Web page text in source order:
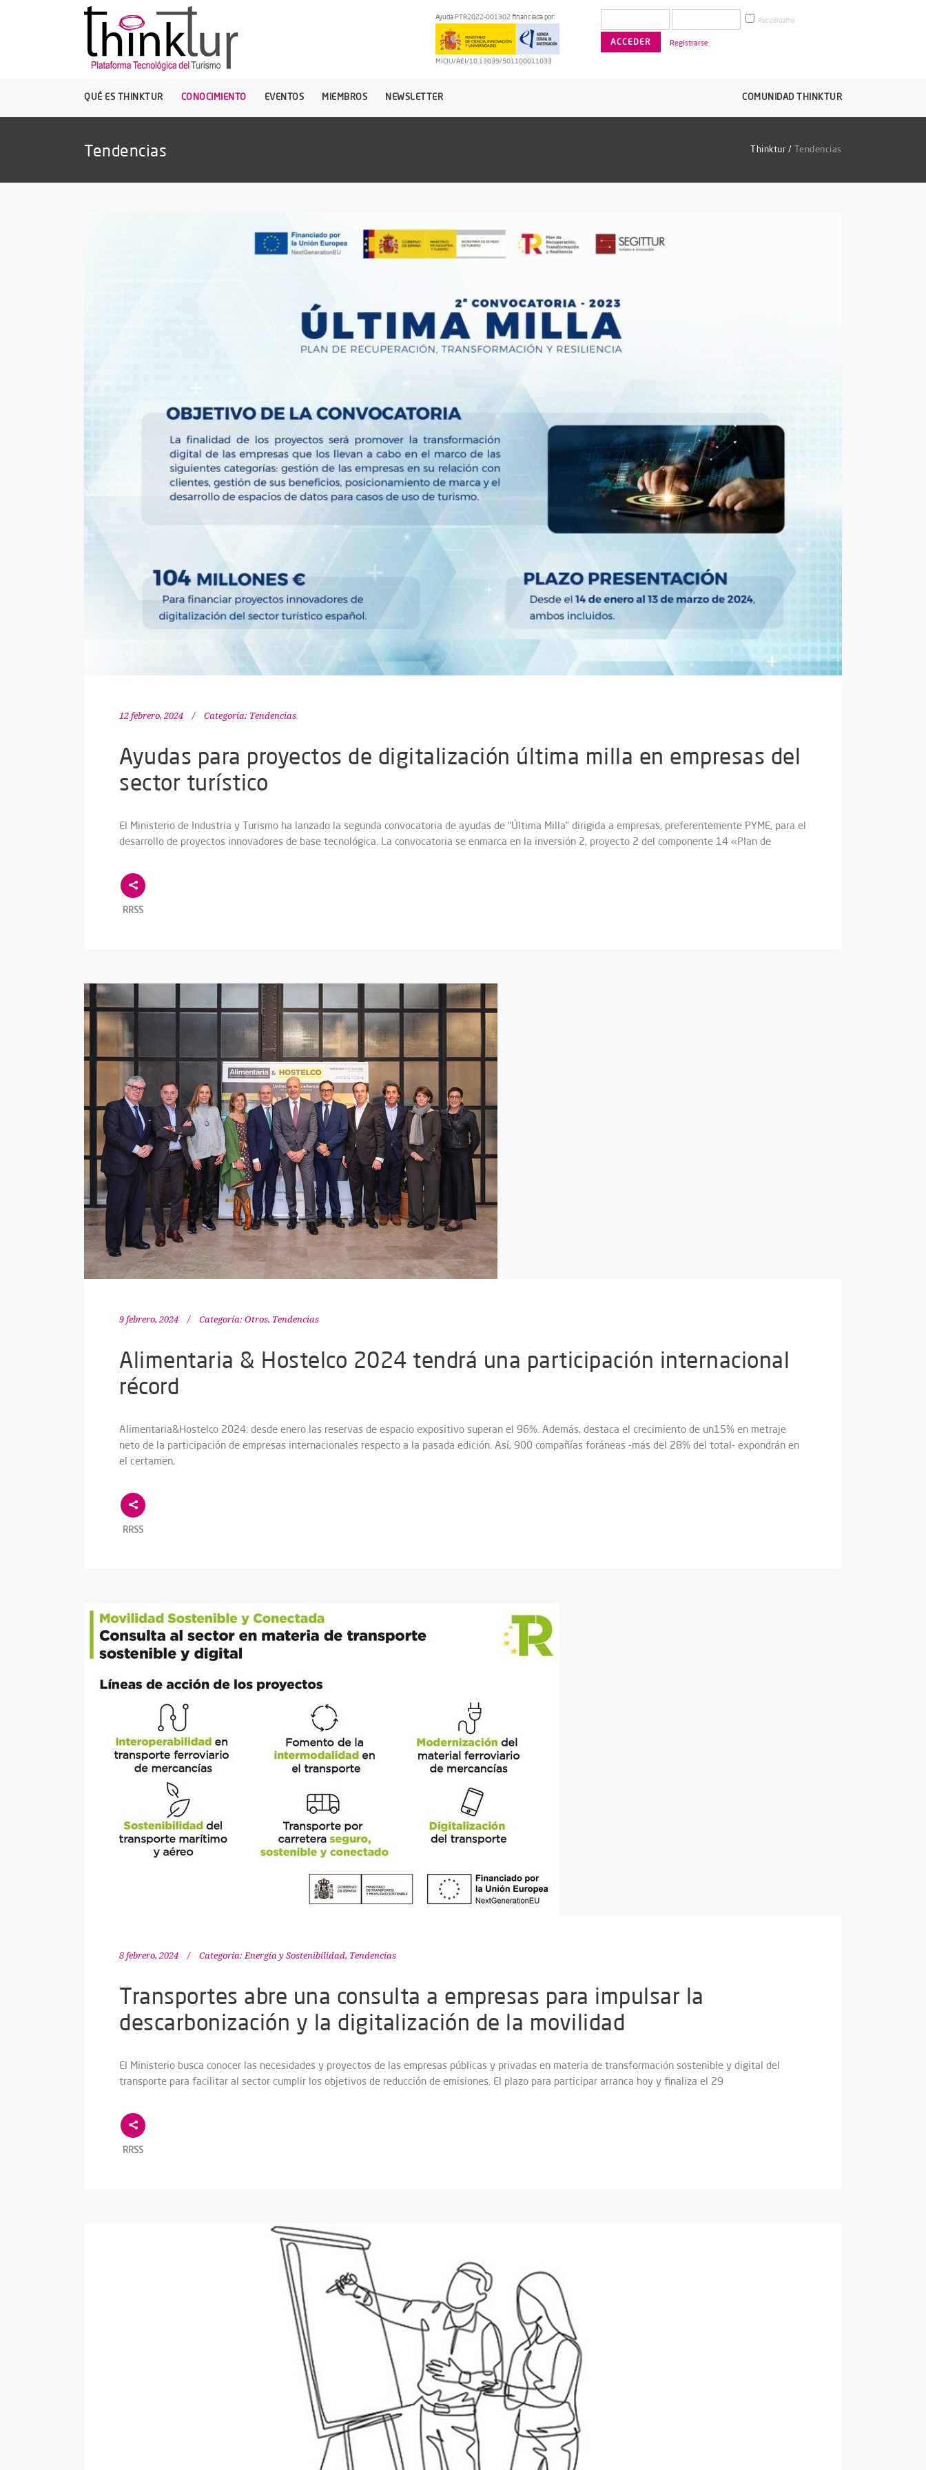
Ayuda PTR2022-001302 financiada por:
MICIU/AEI/10.13039/501100011033
Recuérdame
Registrarse
QUÉ ES THINKTUR CONOCIMIENTO EVENTOS MIEMBROS NEWSLETTER COMUNIDAD THINKTUR
Tendencias Thinktur / Tendencias
12 febrero, 2024 Categoría: Tendencias
Ayudas para proyectos de digitalización última milla en empresas del
sector turístico
El Ministerio de Industria y Turismo ha lanzado la segunda convocatoria de ayudas de “Última Milla” dirigida a empresas, preferentemente PYME, para el
desarrollo de proyectos innovadores de base tecnológica. La convocatoria se enmarca en la inversión 2, proyecto 2 del componente 14 «Plan de
RRSS
9 febrero, 2024 Categoría: Otros, Tendencias
Alimentaria & Hostelco 2024 tendrá una participación internacional
récord
Alimentaria&Hostelco 2024: desde enero las reservas de espacio expositivo superan el 96%. Además, destaca el crecimiento de un15% en metraje
neto de la participación de empresas internacionales respecto a la pasada edición. Así, 900 compañías foráneas -más del 28% del total- expondrán en
el certamen,
RRSS
8 febrero, 2024 Categoría: Energía y Sostenibilidad, Tendencias
Transportes abre una consulta a empresas para impulsar la
descarbonización y la digitalización de la movilidad
El Ministerio busca conocer las necesidades y proyectos de las empresas públicas y privadas en materia de transformación sostenible y digital del
transporte para facilitar al sector cumplir los objetivos de reducción de emisiones. El plazo para participar arranca hoy y finaliza el 29
RRSS